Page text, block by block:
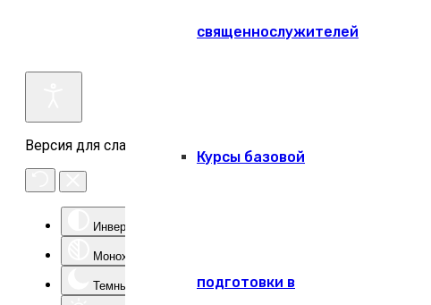
Версия для слабовидящих
Инверсия цвета
Монохром
Темный контраст
священнослужителей
Курсы базовой
подготовки в